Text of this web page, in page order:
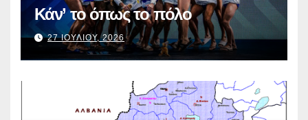
Κάν’ το όπως το πόλο
27 ΙΟΥΛΙΟΥ, 2026